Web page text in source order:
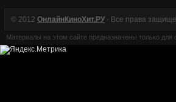
© 2012 ОнлайнКиноХит.РУ· Все права
Материалы на этом сайте предназначены только